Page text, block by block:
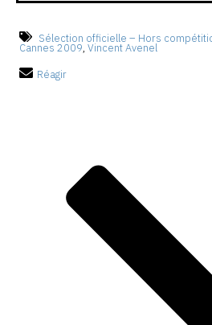
Sélection officielle – Hors
Cannes 2009, Vincent Avenel
Réagir